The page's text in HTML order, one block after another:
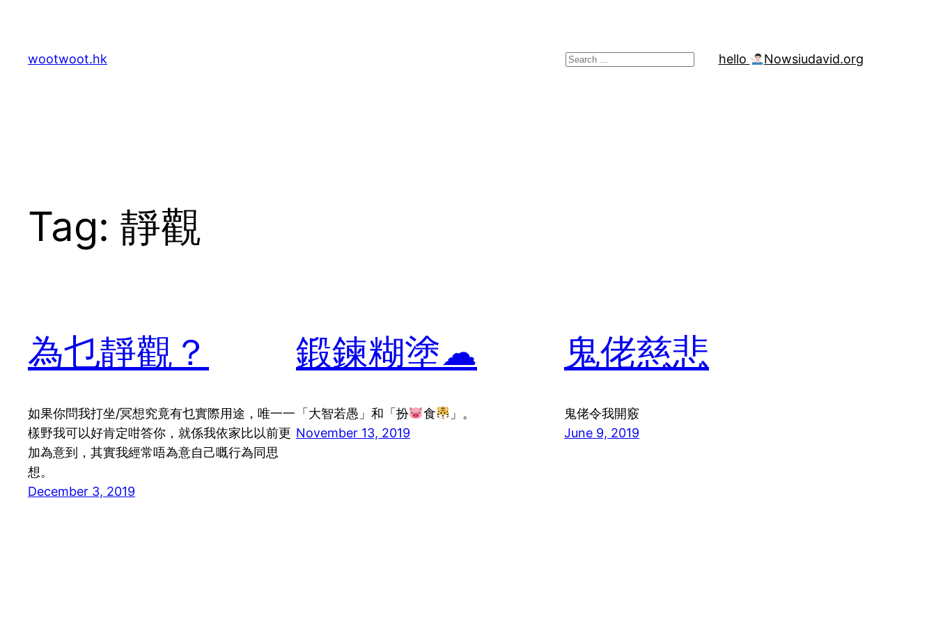
content
wootwoot.hk Search hello Nowsiudavid.org
Tag: 靜觀
為乜靜觀？
如果你問我打坐/冥想究竟有乜實際用途，唯一一
樣野我可以好肯定咁答你，就係我依家比以前更
加為意到，其實我經常唔為意自己嘅行為同思
想。
December 3, 2019
鍛鍊糊塗☁
「大智若愚」和「扮 食
」。
November 13, 2019
鬼佬慈悲
鬼佬令我開竅
June 9, 2019